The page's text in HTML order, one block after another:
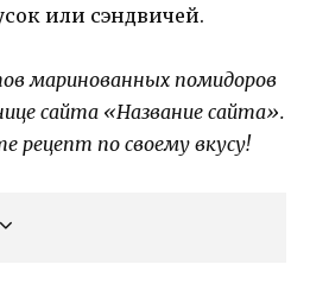
или сэндвичей.
маринованных помидоров
сайта «Название сайта».
рецепт по своему вкусу!